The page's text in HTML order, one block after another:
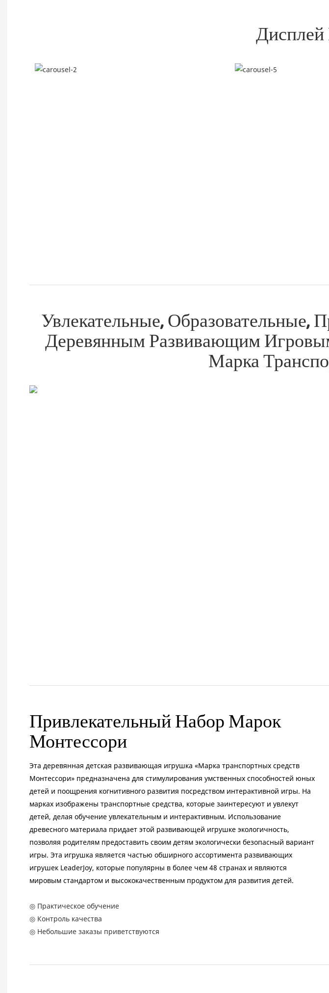
Увлекательные,
Деревянным Развивающим
Марка
Привлекательный Набор Марок
Монтессори
Эта деревянная детская развивающая игрушка «Марка транспортных средств
Монтессори» предназначена для стимулирования умственных способностей юных
детей и поощрения когнитивного развития посредством интерактивной игры. На
марках изображены транспортные средства, которые заинтересуют и увлекут
детей, делая обучение увлекательным и интерактивным. Использование
древесного материала придает этой развивающей игрушке экологичность,
позволяя родителям предоставить своим детям экологически безопасный вариант
игры. Эта игрушка является частью обширного ассортимента развивающих
игрушек LeaderJoy, которые популярны в более чем 48 странах и являются
мировым стандартом и высококачественным продуктом для развития детей.
◎ Практическое обучение
◎ Контроль качества
◎ Небольшие заказы приветствуются